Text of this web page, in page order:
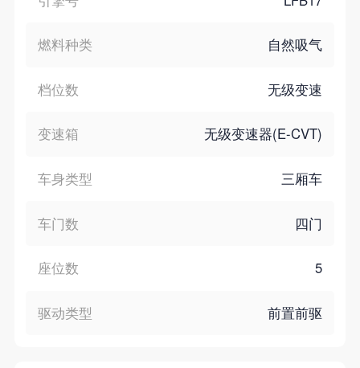
燃料种类 自然吸气
档位数 无级变速
变速箱 无级变速器(E-CVT)
车身类型 三厢车
车门数 四门
座位数 5
驱动类型 前置前驱